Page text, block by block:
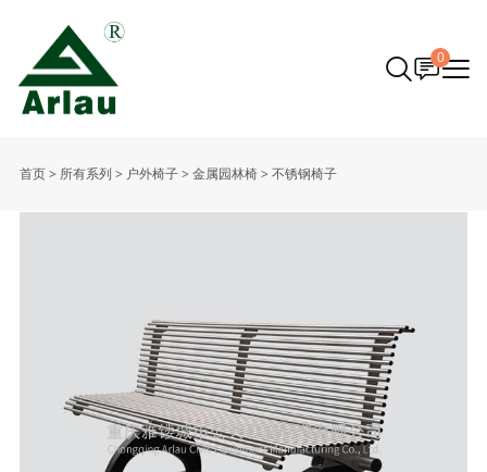
0
首页> 所有系列 > 户外椅子> 金属园林椅> 不锈钢椅子